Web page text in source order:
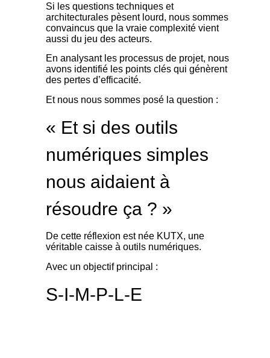
Si les questions techniques et
architecturales pèsent lourd, nous sommes
convaincus que la vraie complexité vient
aussi du jeu des acteurs.
En analysant les processus de projet, nous
avons identifié les points clés qui génèrent
des pertes d’efficacité.
Et nous nous sommes posé la question :
« Et si des outils
numériques simples
nous aidaient à
résoudre ça ? »
De cette réflexion est née KUTX, une
véritable caisse à outils numériques.
Avec un objectif principal :
S-I-M-P-L-E